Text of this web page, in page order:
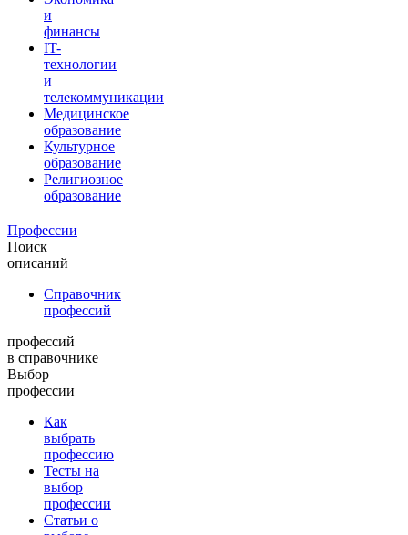
и
финансы
IT-
технологии
и
телекоммуникации
Медицинское
образование
Культурное
образование
Религиозное
образование
Профессии
Поиск
описаний
Справочник
профессий
профессий
в справочнике
Выбор
профессии
Как
выбрать
профессию
Тесты на
выбор
профессии
Статьи о